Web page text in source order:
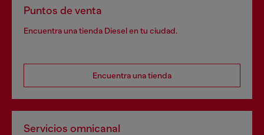
Puntos de venta
Encuentra una tienda Diesel en tu ciudad.
Encuentra una tienda
Servicios omnicanal